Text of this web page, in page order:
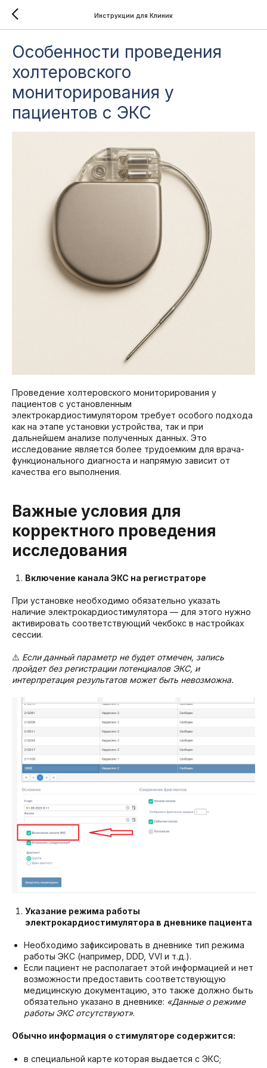
Инструкции для Клиник
Особенности проведения
холтеровского
мониторирования у
пациентов с ЭКС
Проведение холтеровского мониторирования у
пациентов с установленным
электрокардиостимулятором требует особого подхода
как на этапе установки устройства, так и при
дальнейшем анализе полученных данных. Это
исследование является более трудоемким для врача-
функционального диагноста и напрямую зависит от
качества его выполнения.
Важные условия для
корректного проведения
исследования
Включение канала ЭКС на регистраторе
При установке необходимо обязательно указать
наличие электрокардиостимулятора — для этого нужно
активировать соответствующий чекбокс в настройках
сессии.
⚠️ Если данный параметр не будет отмечен, запись
пройдет без регистрации потенциалов ЭКС, и
интерпретация результатов может быть невозможна.
Указание режима работы
электрокардиостимулятора в дневнике пациента
Необходимо зафиксировать в дневнике тип режима
работы ЭКС (например, DDD, VVI и т.д.).
Если пациент не располагает этой информацией и нет
возможности предоставить соответствующую
медицинскую документацию, это также должно быть
обязательно указано в дневнике: «Данные о режиме
работы ЭКС отсутствуют».
Обычно информация о стимуляторе содержится:
в специальной карте которая выдается с ЭКС;